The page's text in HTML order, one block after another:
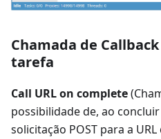
Chamada de
tarefa
Call URL on complete
possibilidade de, ao
solicitação POST para a